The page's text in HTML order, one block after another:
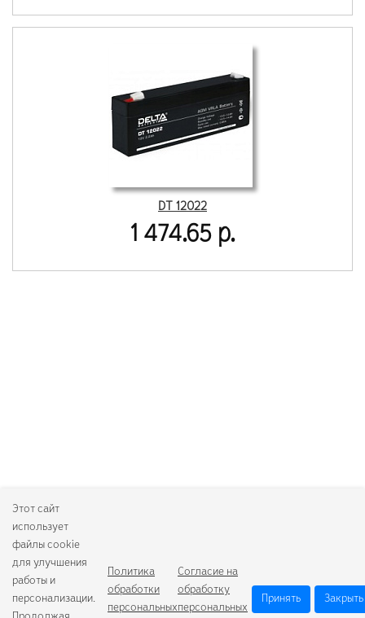
DT 12022
1 474.65 р.
Этот сайт
использует
файлы cookie
для улучшения
работы и
персонализации.
Политика
обработки
персональных
Согласие на
обработку
персональных
Принять Закрыть